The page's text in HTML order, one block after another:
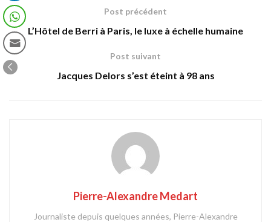
Post précédent
L’Hôtel de Berri à Paris, le luxe à échelle humaine
Post suivant
Jacques Delors s’est éteint à 98 ans
Pierre-Alexandre Medart
Journaliste depuis quelques années, Pierre-Alexandre